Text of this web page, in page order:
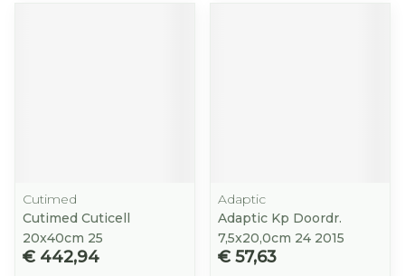
Cutimed
Cutimed Cuticell
20x40cm 25
€ 442,94
Adaptic
Adaptic Kp Doordr.
7,5x20,0cm 24 2015
€ 57,63